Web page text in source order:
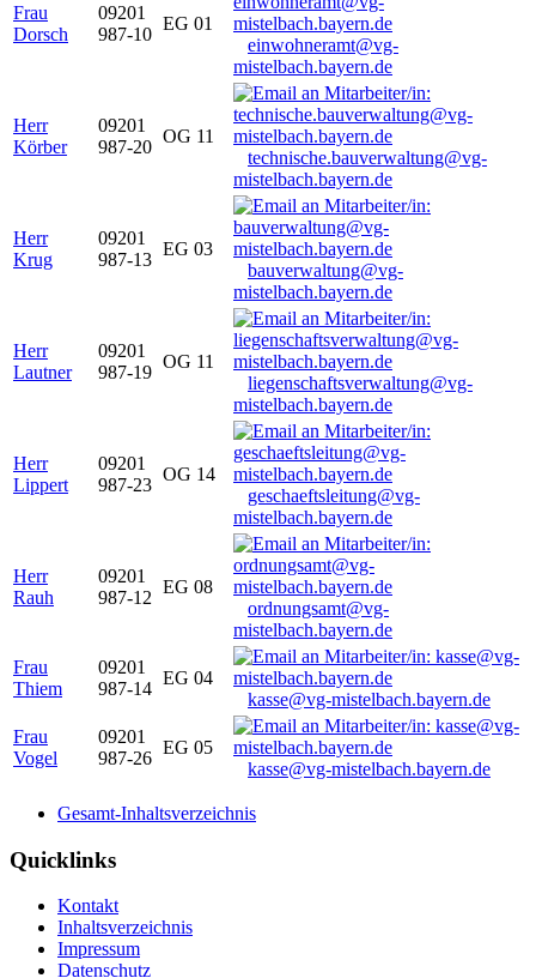
Frau
Dorsch
09201
987-10
EG 01
einwohneramt@vg-
mistelbach.bayern.de
Herr
Körber
09201
987-20
OG 11
technische.bauverwaltung@vg-
mistelbach.bayern.de
Herr
Krug
09201
987-13
EG 03
bauverwaltung@vg-
mistelbach.bayern.de
Herr
Lautner
09201
987-19
OG 11
liegenschaftsverwaltung@vg-
mistelbach.bayern.de
Herr
Lippert
09201
987-23
OG 14
geschaeftsleitung@vg-
mistelbach.bayern.de
Herr
Rauh
09201
987-12
EG 08
ordnungsamt@vg-
mistelbach.bayern.de
Frau
Thiem
09201
987-14
EG 04
kasse@vg-mistelbach.bayern.de
Frau
Vogel
09201
987-26
EG 05
kasse@vg-mistelbach.bayern.de
Gesamt-Inhaltsverzeichnis
Quicklinks
Kontakt
Inhaltsverzeichnis
Impressum
Datenschutz